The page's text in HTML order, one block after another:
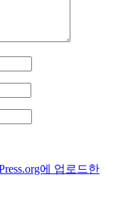
에 업로드한